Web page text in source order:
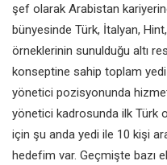
şef olarak Arabistan
bünyesinde Türk, İtalyan,
örneklerinin sunulduğu altı
konseptine sahip toplam
yönetici pozisyonunda
yönetici kadrosunda ilk Türk
için şu anda yedi ile 10 kişi
hedefim var. Geçmişte bazı